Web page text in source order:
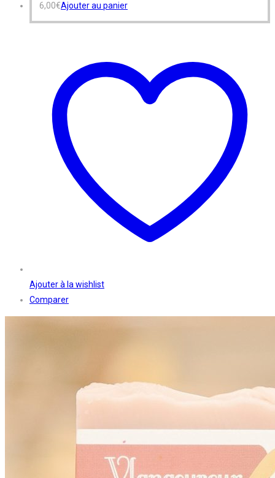
6,00€Ajouter au panier
Ajouter à la wishlist
Comparer